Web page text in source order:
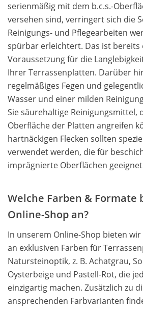
serienmäßig mit dem b.c.s.-
versehen sind, verringert sich die
Reinigungs- und Pﬂegearbeiten
spürbar erleichtert. Das ist bereits
Voraussetzung für die
Ihrer Terrassenplatten. Darüber
regelmäßiges Fegen und
Wasser und einer milden
Sie säurehaltige Reinigungsmittel,
Oberfläche der Platten angreifen
hartnäckigen Flecken sollten
verwendet werden, die für
imprägnierte Oberflächen
Welche Farben & Formate
Online-Shop an?
In unserem Online-Shop bieten
an exklusiven Farben für
Natursteinoptik, z. B. Achatgrau,
Oysterbeige und Pastell-Rot, die
einzigartig machen. Zusätzlich zu
ansprechenden Farbvarianten